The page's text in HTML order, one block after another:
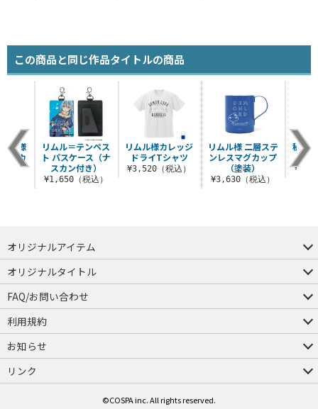
この商品と同じ作品タイトルの商品
リムル様カレッジ
ドライTシャツ
¥3,520（税込）
リムル様 二層ステ
ンレスマグカップ
（塗装）
¥3,630（税込）
秘書
ル様
ーカ
リムル＝テンペス
ト パスケース（ナ
スカン付き）
¥1,650（税込）
オリジナルアイテム
つままれ
つかまれ
ピョコッテ
オリジナルタイトル
アイテムヤ
ミスカトニック大學購買部
FAQ/お問い合わせ
FAQ
お問い合わせ
利用規約
会員規約・ポイント規約
特定商取引法に関する表示
プライバシーポリシー
お知らせ
店舗情報
採用情報
発売日変更のお知らせ
販売代理店・取扱店募集
海外のご案内（English）
リンク
©COSPA inc. All rights reserved.